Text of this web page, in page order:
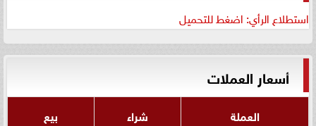
استطلاع الرأي: اضغط للتحميل
أسعار العملات
العملة شراء بيع